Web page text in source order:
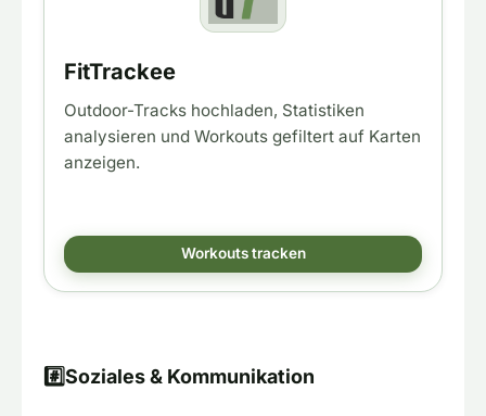
FitTrackee
Outdoor-Tracks hochladen, Statistiken
analysieren und Workouts gefiltert auf Karten
anzeigen.
Workouts tracken
#️⃣Soziales & Kommunikation